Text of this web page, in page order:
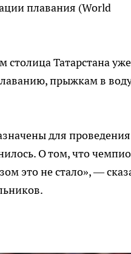
плавания (World
столица Татарстана уже
прыжкам в
для
О том, что
это не стало», —